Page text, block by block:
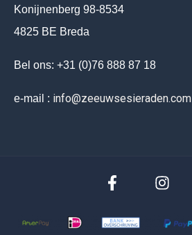
Konijnenberg 98-8534
4825 BE Breda
Bel ons: +31 (0)76 888 87 18
e-mail : info@zeeuwsesieraden.com